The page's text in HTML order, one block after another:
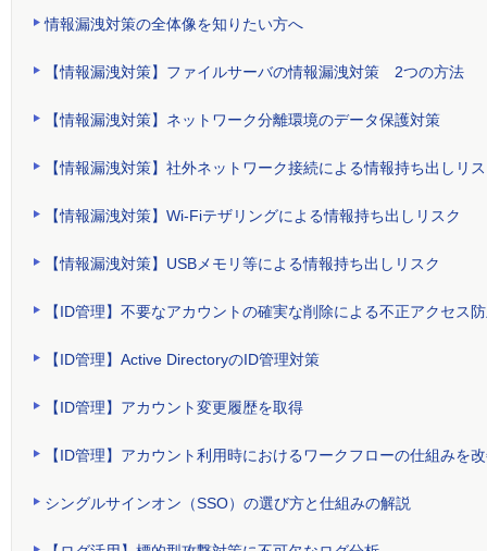
情報漏洩対策の全体像を知りたい方へ
【情報漏洩対策】ファイルサーバの情報漏洩対策 2つの方法
【情報漏洩対策】ネットワーク分離環境のデータ保護対策
【情報漏洩対策】社外ネットワーク接続による情報持ち出しリ
【情報漏洩対策】Wi-Fiテザリングによる情報持ち出しリスク
【情報漏洩対策】USBメモリ等による情報持ち出しリスク
【ID管理】不要なアカウントの確実な削除による不正アクセス
【ID管理】Active DirectoryのID管理対策
【ID管理】アカウント変更履歴を取得
【ID管理】アカウント利用時におけるワークフローの仕組みを
シングルサインオン（SSO）の選び方と仕組みの解説